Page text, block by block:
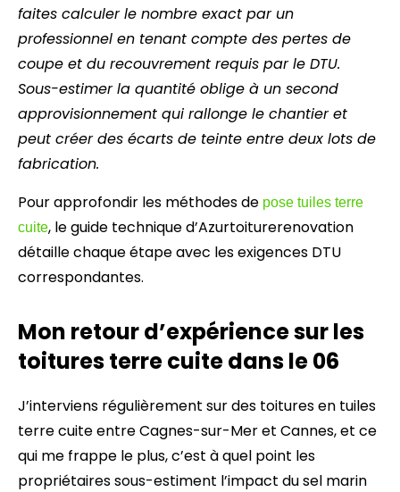
faites calculer le nombre exact par un
professionnel en tenant compte des pertes de
coupe et du recouvrement requis par le DTU.
Sous-estimer la quantité oblige à un second
approvisionnement qui rallonge le chantier et
peut créer des écarts de teinte entre deux lots de
fabrication.
Pour approfondir les méthodes de pose tuiles terre
cuite, le guide technique d’Azurtoiturerenovation
détaille chaque étape avec les exigences DTU
correspondantes.
Mon retour d’expérience sur les
toitures terre cuite dans le 06
J’interviens régulièrement sur des toitures en tuiles
terre cuite entre Cagnes-sur-Mer et Cannes, et ce
qui me frappe le plus, c’est à quel point les
propriétaires sous-estiment l’impact du sel marin